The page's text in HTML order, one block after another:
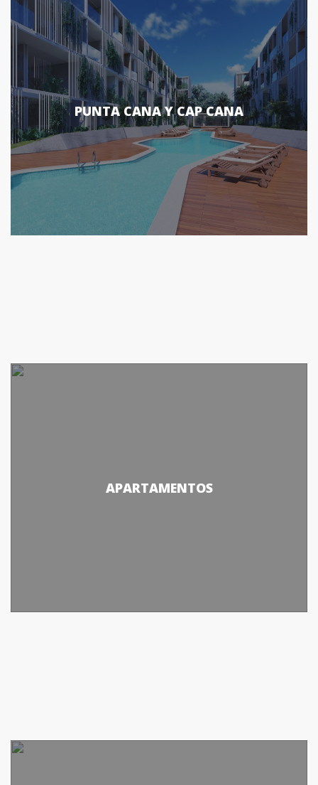
PUNTA CANA Y CAP CANA
APARTAMENTOS